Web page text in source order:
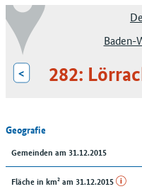
Baden-
< 282:
Geografie
Gemeinden am 31.12.2015
Fläche in km² am 31.12.2015